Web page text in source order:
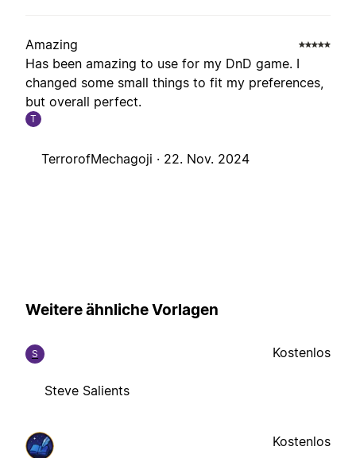
Amazing
Has been amazing to use for my DnD game. I
changed some small things to fit my preferences,
but overall perfect.
T
TerrorofMechagoji · 22. Nov. 2024
Weitere ähnliche Vorlagen
S
Steve Salients
Kostenlos
Kostenlos